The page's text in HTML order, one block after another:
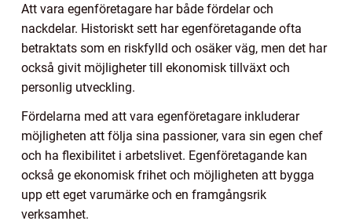
Att vara egenföretagare har både fördelar och
nackdelar. Historiskt sett har egenföretagande ofta
betraktats som en riskfylld och osäker väg, men det har
också givit möjligheter till ekonomisk tillväxt och
personlig utveckling.
Fördelarna med att vara egenföretagare inkluderar
möjligheten att följa sina passioner, vara sin egen chef
och ha flexibilitet i arbetslivet. Egenföretagande kan
också ge ekonomisk frihet och möjligheten att bygga
upp ett eget varumärke och en framgångsrik
verksamhet.